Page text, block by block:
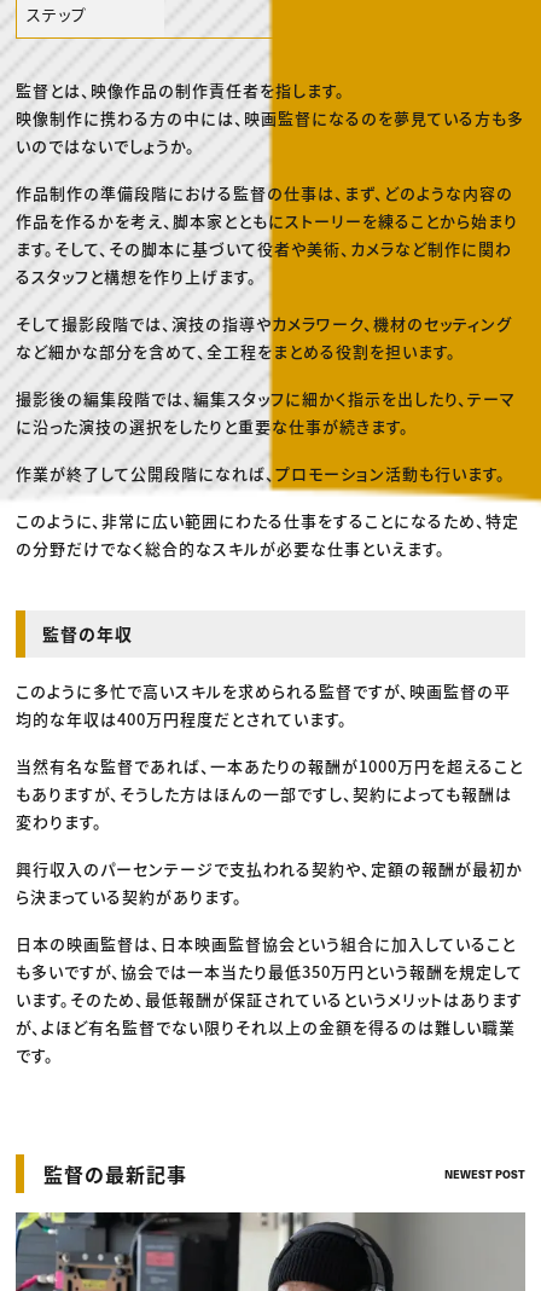
プロフェッショナル×つながる×メディア
ステップ
監督とは、映像作品の制作責任者を指します。
映像制作に携わる方の中には、映画監督になるのを夢見ている方も多
いのではないでしょうか。
作品制作の準備段階における監督の仕事は、まず、どのような内容の
作品を作るかを考え、脚本家とともにストーリーを練ることから始まり
ます。そして、その脚本に基づいて役者や美術、カメラなど制作に関わ
るスタッフと構想を作り上げます。
そして撮影段階では、演技の指導やカメラワーク、機材のセッティング
など細かな部分を含めて、全工程をまとめる役割を担います。
撮影後の編集段階では、編集スタッフに細かく指示を出したり、テーマ
に沿った演技の選択をしたりと重要な仕事が続きます。
作業が終了して公開段階になれば、プロモーション活動も行います。
このように、非常に広い範囲にわたる仕事をすることになるため、特定
の分野だけでなく総合的なスキルが必要な仕事といえます。
監督の年収
このように多忙で高いスキルを求められる監督ですが、映画監督の平
均的な年収は400万円程度だとされています。
当然有名な監督であれば、一本あたりの報酬が1000万円を超えること
もありますが、そうした方はほんの一部ですし、契約によっても報酬は
変わります。
興行収入のパーセンテージで支払われる契約や、定額の報酬が最初か
ら決まっている契約があります。
日本の映画監督は、日本映画監督協会という組合に加入していること
も多いですが、協会では一本当たり最低350万円という報酬を規定して
います。そのため、最低報酬が保証されているというメリットはあります
が、よほど有名監督でない限りそれ以上の金額を得るのは難しい職業
です。
監督の最新記事 NEWEST POST